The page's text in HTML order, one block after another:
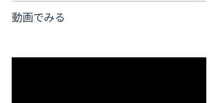
動画でみる